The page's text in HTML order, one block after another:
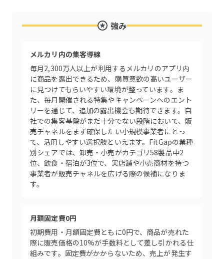
強み
メルカリ内の集客導線
毎月2,300万人以上が利用するメルカリのアプリ内
に商品を露出できるため、購買意欲の高いユーザー
に見つけてもらいやすい環境が整っています。ま
た、毎月開催される特集やキャンペーンへのエント
リーを通じて、追加の露出機会も期待できます。自
社での集客基盤がまだ十分でない段階において、販
売チャネルをまず確保したい小規模事業者にとっ
て、活用しやすい選択肢といえます。FitGapの業種
別シェアでは、卸売・小売がカテゴリ58製品中2
位、飲食・宿泊が3位で、実店舗や小売商材を持つ
事業者が販売チャネルを広げる際の候補になりま
す。
月額固定費0円
初期費用・月額固定費ともに0円で、商品が売れた
際に販売価格の10%が手数料として差し引かれる仕
組みです。固定費がかからないため、売上が発生す